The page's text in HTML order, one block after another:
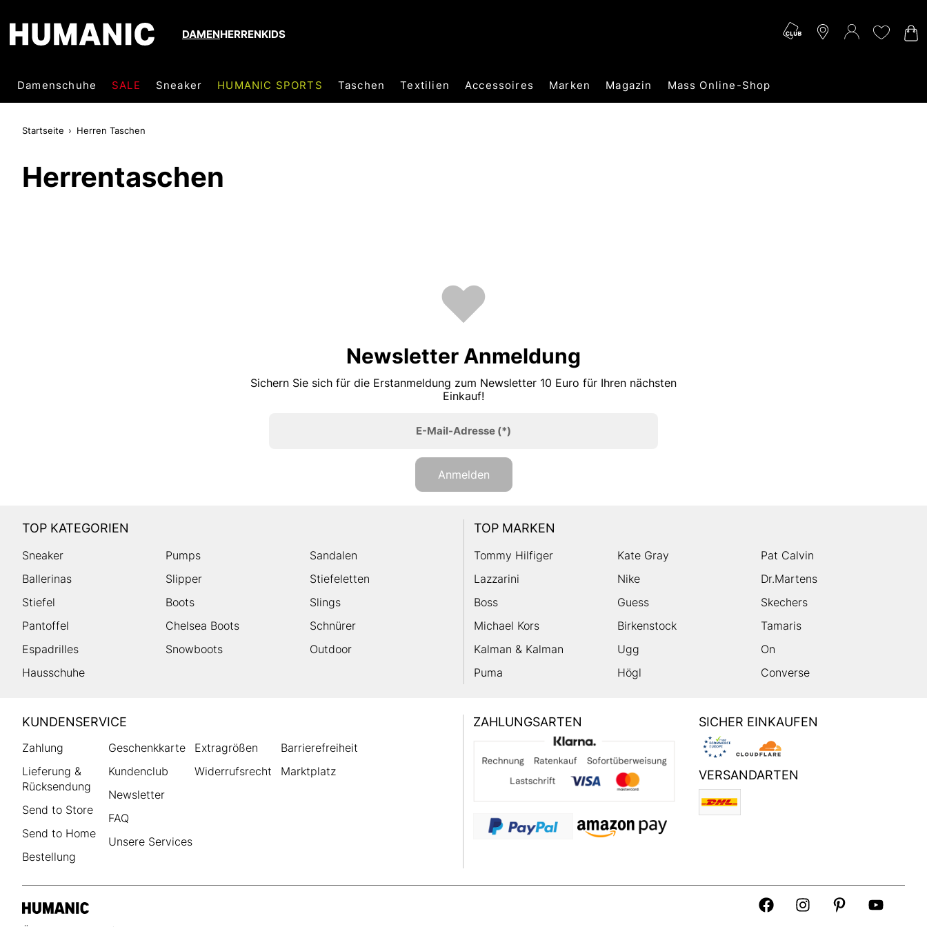
DAMENHERRENKIDS
Damenschuhe SALE Sneaker HUMANIC SPORTS Taschen Textilien Accessoires Marken Magazin Mass Online-Shop
Startseite Herren Taschen
Herrentaschen
Newsletter Anmeldung
Sichern Sie sich für die Erstanmeldung zum Newsletter 10 Euro für Ihren nächsten
Einkauf!
E-Mail-Adresse(*)
Anmelden
TOP KATEGORIEN
Sneaker Pumps
Sandalen
Ballerinas
Slipper
Stiefeletten
Stiefel
Boots
Slings
Pantoffel
Chelsea Boots
Schnürer
Espadrilles
Snowboots
Outdoor
Hausschuhe
TOP MARKEN
Tommy Hilfiger Kate Gray
Pat Calvin
Lazzarini
Nike
Dr.Martens
Boss
Guess
Skechers
Michael Kors
Birkenstock
Tamaris
Kalman & Kalman
Ugg
On
Puma
Högl Converse
HUMANIC
Footer
KUNDENSERVICE
Zahlung
Lieferung &
Rücksendung
Send to Store
Send to Home
Bestellung
Geschenkkarte
Kundenclub
Newsletter
FAQ
Unsere Services
Extragrößen
Widerrufsrecht
Barrierefreiheit
Marktplatz
ZAHLUNGSARTEN SICHER EINKAUFEN
VERSANDARTEN